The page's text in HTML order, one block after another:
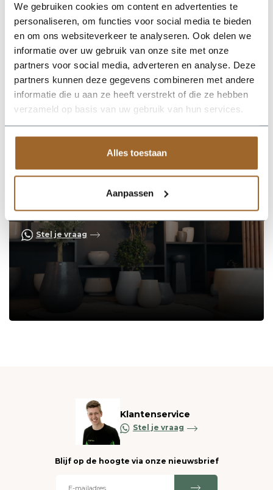
We gebruiken cookies om content en advertenties te
personaliseren, om functies voor social media te bieden
en om ons websiteverkeer te analyseren. Ook delen we
informatie over uw gebruik van onze site met onze
partners voor social media, adverteren en analyse. Deze
partners kunnen deze gegevens combineren met andere
informatie die u aan ze heeft verstrekt of die ze hebben
verzameld op basis van uw gebruik van hun services.
Alles toestaan
Aanpassen
Dankzij de designvorm krijgt deze plantenbak een herkenbaar
silhouet dat mooi combineert met zowel moderne als
natuurlijke interieurs. De kleur asbruin geeft het ontwerp een
rustige, stijlvolle basis en laat groen extra goed tot zijn recht
komen. Het buitenformaat is 54 x 54 x 47 cm, waardoor de bak
voldoende aanwezigheid heeft zonder zijn elegante vorm te
verliezen. Praktische kenmerken: plantgat Ø36 en inhoud 72
liter. De afwerking in fiberglas zorgt voor een luxe look en
maakt deze plantenbak geschikt voor styling in huis, op
kantoor, op het terras of in de tuin. Combineer meerdere
maten of kleuren uit dezelfde serie voor een krachtig en
harmonieus geheel.
Op zoek naar een vakkundige
Stel je vraag
Klantenservice
Stel je vraag
Blijf op de hoogte via onze nieuwsbrief